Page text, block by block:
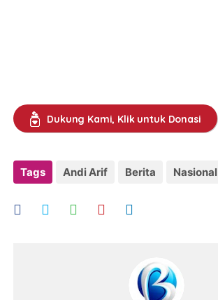
Dukung Kami, Klik untuk Donasi
Tags Andi Arif Berita Nasional